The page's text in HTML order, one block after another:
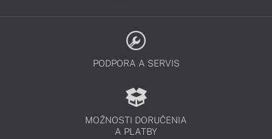
PODPORA A SERVIS
MOŽNOSTI DORUČENIA
A PLATBY